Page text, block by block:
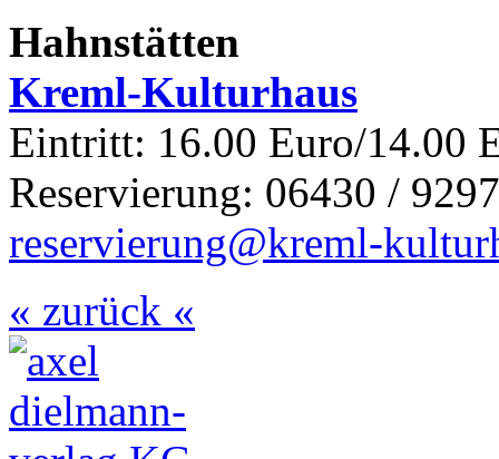
Hahnstätten
Kreml-Kulturhaus
Eintritt: 16.00 Euro/14.00
Reservierung: 06430 /
reservierung@kreml-
« zurück «